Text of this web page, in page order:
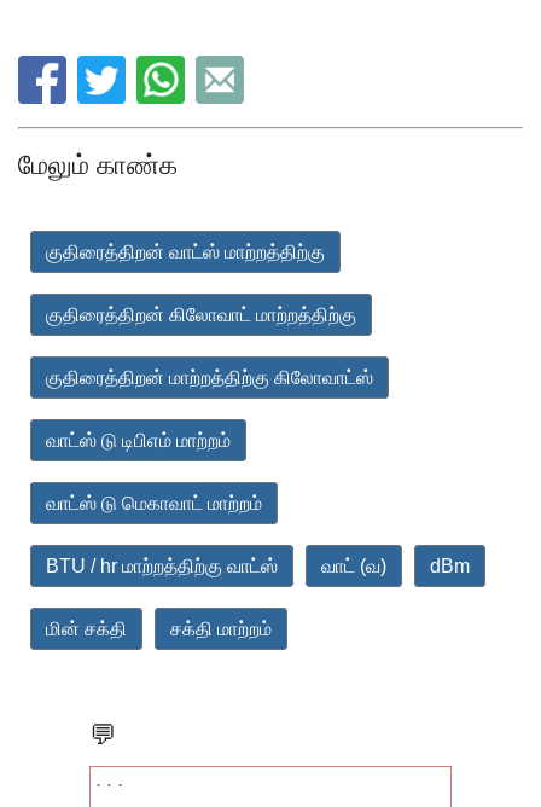
மேலும் காண்க
குதிரைத்திறன் வாட்ஸ் மாற்றத்திற்கு
குதிரைத்திறன் கிலோவாட் மாற்றத்திற்கு
குதிரைத்திறன் மாற்றத்திற்கு கிலோவாட்ஸ்
வாட்ஸ் டு டிபிஎம் மாற்றம்
வாட்ஸ் டு மெகாவாட் மாற்றம்
BTU / hr மாற்றத்திற்கு வாட்ஸ் வாட் (வ) dBm
மின் சக்தி சக்தி மாற்றம்
💬